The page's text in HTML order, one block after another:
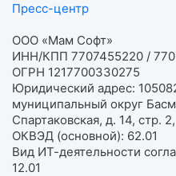
Пресс-центр
ООО «Мам Софт»
ИНН/КПП 7707455220 /
ОГРН 1217700330275
Юридический адрес:
муниципальный округ
Спартаковская, д. 14, стр.
ОКВЭД (основной): 62.01
Вид ИТ-деятельности
12.01